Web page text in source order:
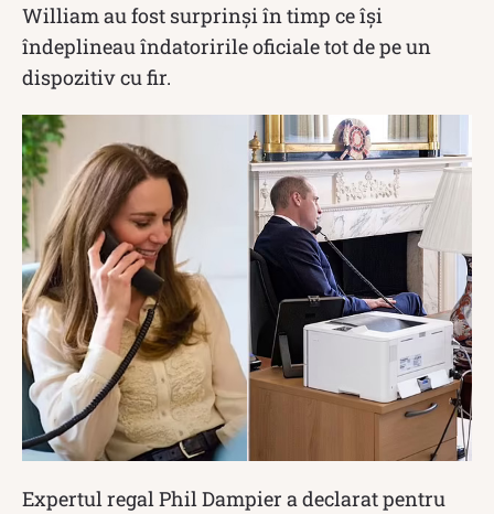
William au fost surprinși în timp ce își
îndeplineau îndatoririle oficiale tot de pe un
dispozitiv cu fir.
Expertul regal Phil Dampier a declarat pentru